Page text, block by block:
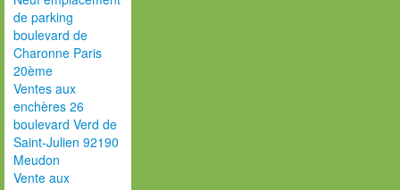
de parking
boulevard de
Charonne Paris
20ème
Ventes aux
enchères 26
boulevard Verd de
Saint-Julien 92190
Meudon
Vente aux